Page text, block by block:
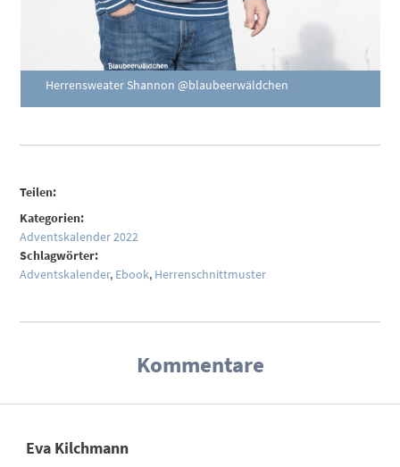
Herrensweater Shannon @blaubeerwäldchen
Teilen:
Kategorien:
Adventskalender 2022
Schlagwörter:
Adventskalender, Ebook, Herrenschnittmuster
Kommentare
Eva Kilchmann